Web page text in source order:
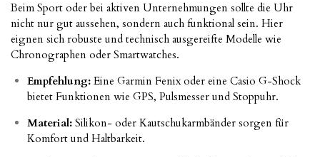
Beim Sport oder bei aktiven Unternehmungen sollte die Uhr
nicht nur gut aussehen, sondern auch funktional sein. Hier
eignen sich robuste und technisch ausgereifte Modelle wie
Chronographen oder Smartwatches.
Empfehlung:Eine Garmin Fenix oder eine Casio G-Shock
bietet Funktionen wie GPS, Pulsmesser und Stoppuhr.
Material:Silikon- oder Kautschukarmbänder sorgen für
Komfort und Haltbarkeit.